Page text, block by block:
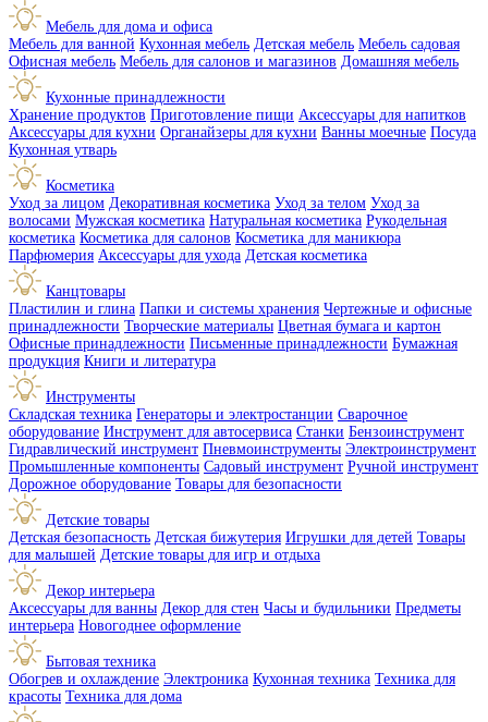
Мебель для дома и офиса
Мебель для ванной Кухонная мебель Детская мебель Мебель садовая
Офисная мебель Мебель для салонов и магазинов Домашняя мебель
Кухонные принадлежности
Хранение продуктов Приготовление пищи Аксессуары для напитков
Аксессуары для кухни Органайзеры для кухни Ванны моечные Посуда
Кухонная утварь
Косметика
Уход за лицом Декоративная косметика Уход за телом Уход за
волосами Мужская косметика Натуральная косметика Рукодельная
косметика Косметика для салонов Косметика для маникюра
Парфюмерия Аксессуары для ухода Детская косметика
Канцтовары
Пластилин и глина Папки и системы хранения Чертежные и офисные
принадлежности Творческие материалы Цветная бумага и картон
Офисные принадлежности Письменные принадлежности Бумажная
продукция Книги и литература
Инструменты
Складская техника Генераторы и электростанции Сварочное
оборудование Инструмент для автосервиса Станки Бензоинструмент
Гидравлический инструмент Пневмоинструменты Электроинструмент
Промышленные компоненты Садовый инструмент Ручной инструмент
Дорожное оборудование Товары для безопасности
Детские товары
Детская безопасность Детская бижутерия Игрушки для детей Товары
для малышей Детские товары для игр и отдыха
Декор интерьера
Аксессуары для ванны Декор для стен Часы и будильники Предметы
интерьера Новогоднее оформление
Бытовая техника
Обогрев и охлаждение Электроника Кухонная техника Техника для
красоты Техника для дома